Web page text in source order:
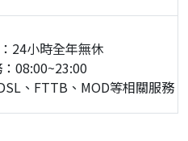
24小時全年無休
08:00~23:00
、FTTB、MOD等相關服務